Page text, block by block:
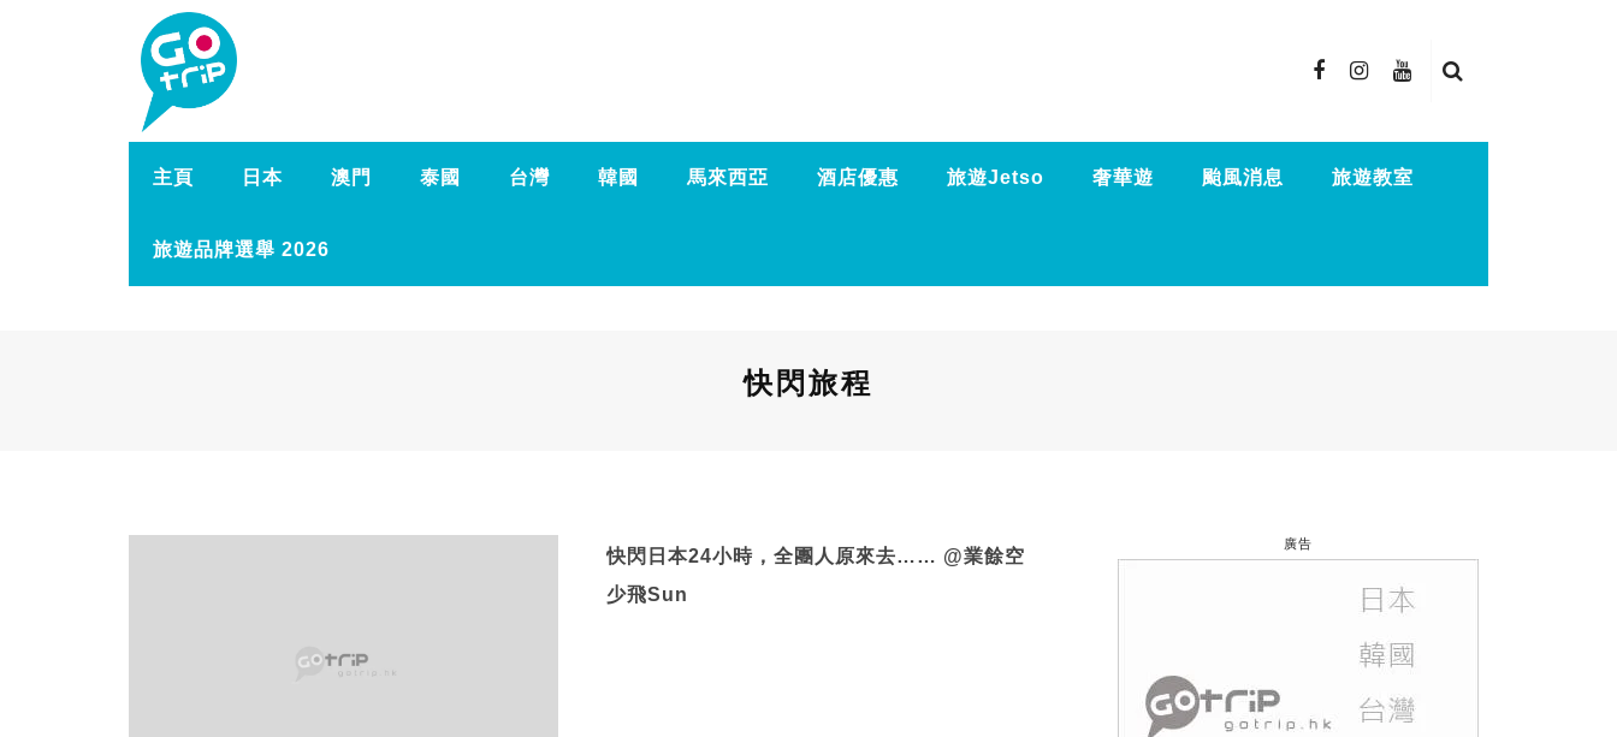
主頁 日本 澳門 泰國 台灣 韓國 馬來西亞 酒店優惠 旅遊Jetso 奢華遊 颱風消息 旅遊教室
旅遊品牌選舉 2026
快閃旅程
快閃日本24小時，全團人原來去…… @業餘空
少飛Sun
廣告